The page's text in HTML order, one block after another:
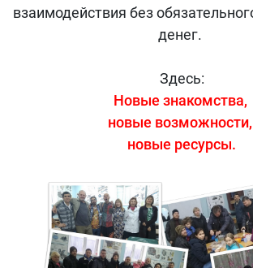
взаимодействия без
денег.
Здесь:
Новые знакомства,
новые возможности,
новые ресурсы.